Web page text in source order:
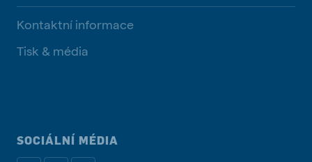
Kontaktní informace
Tisk & média
SOCIÁLNÍ MÉDIA